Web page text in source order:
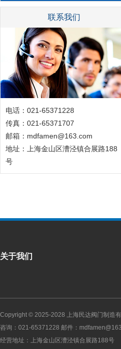
联系我们
电话：021-65371228
传真：021-65371707
邮箱：mdfamen@163.com
地址：上海金山区漕泾镇合展路188
号
关于我们
Copyright © 2025-2028 上海民达阀门制造
咨询：021-65371228 邮件：
经营地址：上海金山区漕泾镇合展路188号